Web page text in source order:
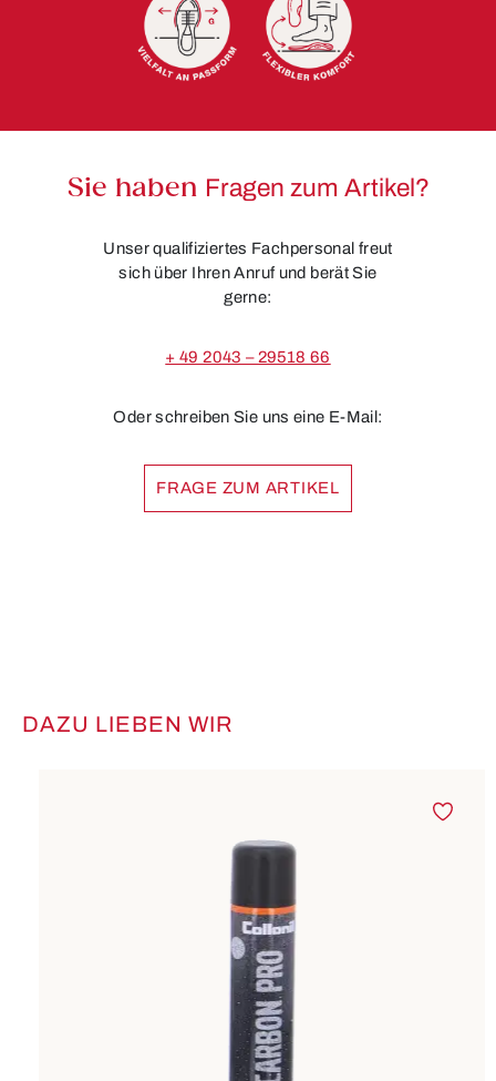
Sie haben Fragen zum Artikel?
Unser qualifiziertes Fachpersonal freut
sich über Ihren Anruf und berät Sie
gerne:
+ 49 2043 – 29518 66
Oder schreiben Sie uns eine E-Mail:
FRAGE ZUM ARTIKEL
Produktgalerie überspringen
DAZU LIEBEN WIR